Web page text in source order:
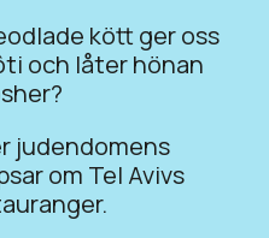
kött ger oss
och låter hönan
judendomens
om Tel Avivs